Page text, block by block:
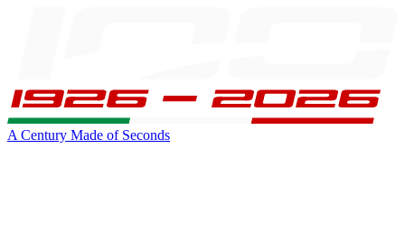
A Century Made of Seconds